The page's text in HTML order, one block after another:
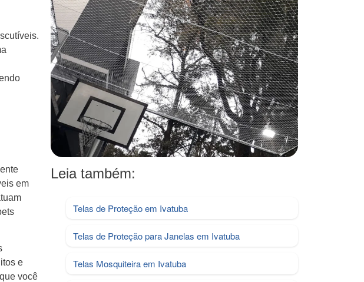
em
e
você
Leia também:
Telas de Proteção em Ivatuba
Telas de Proteção para Janelas em Ivatuba
Telas Mosquiteira em Ivatuba